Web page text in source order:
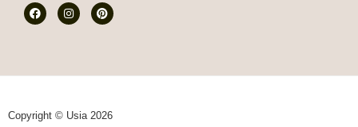
F
a
o
I
n
r
P
i
e
Copyright © Usia 2026